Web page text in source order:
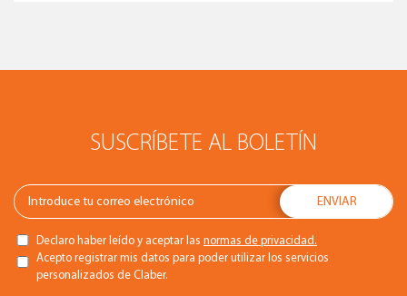
SUSCRÍBETE AL BOLETÍN
Declaro haber leído y aceptar las normas de privacidad.
Acepto registrar mis datos para poder utilizar los servicios
personalizados de Claber.